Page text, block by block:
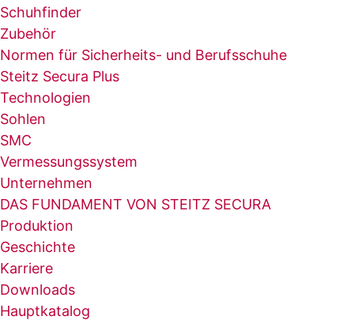
Schuhfinder
Zubehör
Normen für Sicherheits- und Berufsschuhe
Steitz Secura Plus
Technologien
Sohlen
SMC
Vermessungssystem
Unternehmen
DAS FUNDAMENT VON STEITZ SECURA
Produktion
Geschichte
Karriere
Downloads
Hauptkatalog